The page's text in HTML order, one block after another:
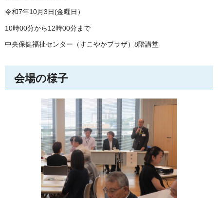
令和7年10月3日(金曜日）
10時00分から12時00分まで
中央保健福祉センター（すこやかプラザ）8階講堂
会場の様子